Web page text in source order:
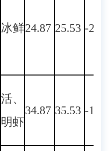
冰鲜24.87 25.53 -
活、
明虾
34.87 35.53 -